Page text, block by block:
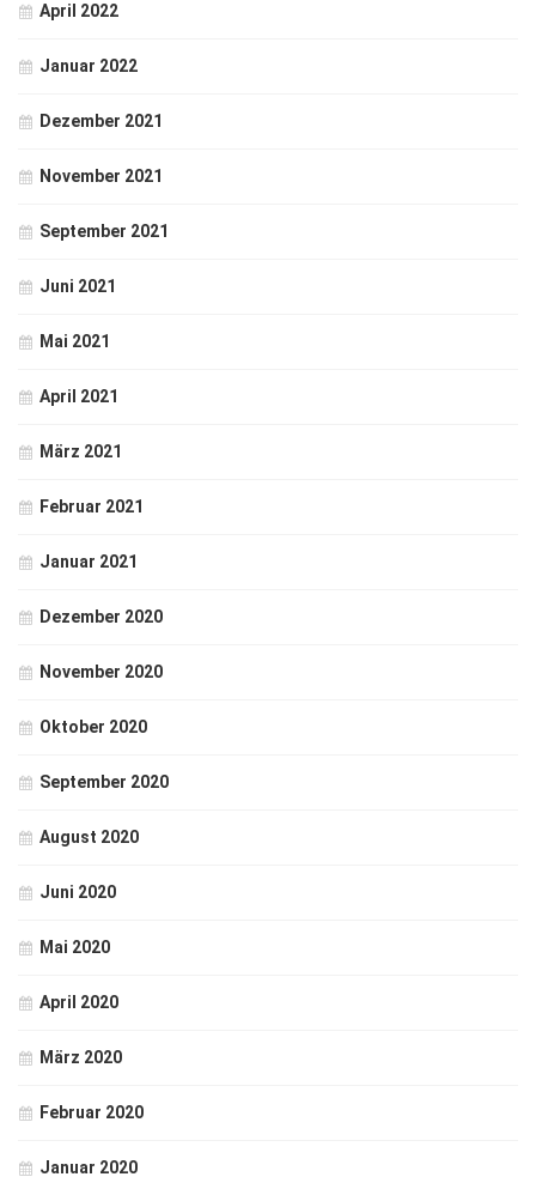
April 2022
Januar 2022
Dezember 2021
November 2021
September 2021
Juni 2021
Mai 2021
April 2021
März 2021
Februar 2021
Januar 2021
Dezember 2020
November 2020
Oktober 2020
September 2020
August 2020
Juni 2020
Mai 2020
April 2020
März 2020
Februar 2020
Januar 2020